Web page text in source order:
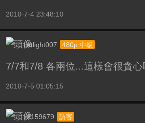
2010-7-4 23:48:10
catlight007 480p 中級
7/7和7/8 各兩位...這樣會很貪心
2010-7-5 01:05:15
x2159679 訪客